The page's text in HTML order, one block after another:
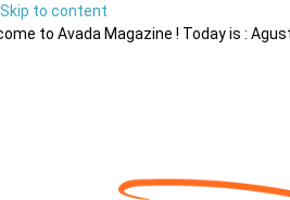
Skip to content
to Avada Magazine ! Today is :